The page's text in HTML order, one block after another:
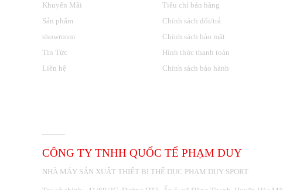
Khuyến Mãi
Sản phẩm
showroom
Tin Tức
Liên hệ
Tiêu chí bán hàng
Chính sách đổi/trả
Chính sách bảo mật
Hình thức thanh toán
Chính sách bảo hành
CÔNG TY TNHH QUỐC TẾ PHẠM DUY
NHÀ MÁY SẢN XUẤT THIẾT BỊ THỂ DỤC PHẠM DUY SPORT